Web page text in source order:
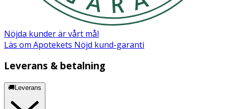
12 mg
Järn 14 mg
* Dagligt referensintag. ** DRI ej fastställd
Innehåll
Nöjda kunder är vårt mål
Läs om Apotekets Nöjd kund-garanti
Leverans & betalning
🚚Leverans